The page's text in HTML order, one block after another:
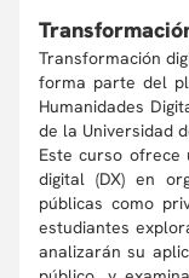
Transformación
forma parte del
Humanidades
de la Universidad
Este curso ofrece
digital (DX) en
públicas como
estudiantes
analizarán su